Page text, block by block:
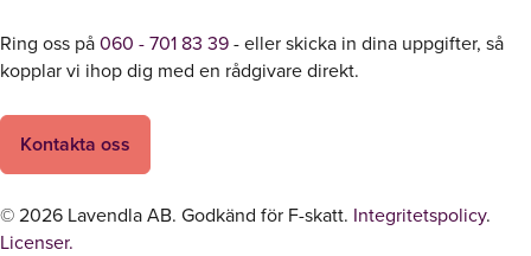
Ring oss på060 - 701 83 39- eller skicka in dina uppgifter, så
kopplar vi ihop dig med en rådgivare direkt.
Kontakta oss
© 2026 Lavendla AB. Godkänd för F-skatt. Integritetspolicy.
Licenser.